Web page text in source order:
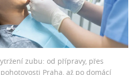
zubu: od přípravy, přes
Praha, až po domácí